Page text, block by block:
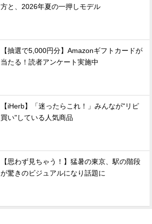
方と、2026年夏の一押しモデル
【抽選で5,000円分】Amazonギフトカードが
当たる！読者アンケート実施中
【iHerb】「迷ったらこれ！」みんなが"リピ
買い"している人気商品
【思わず見ちゃう！】猛暑の東京、駅の階段
が驚きのビジュアルになり話題に